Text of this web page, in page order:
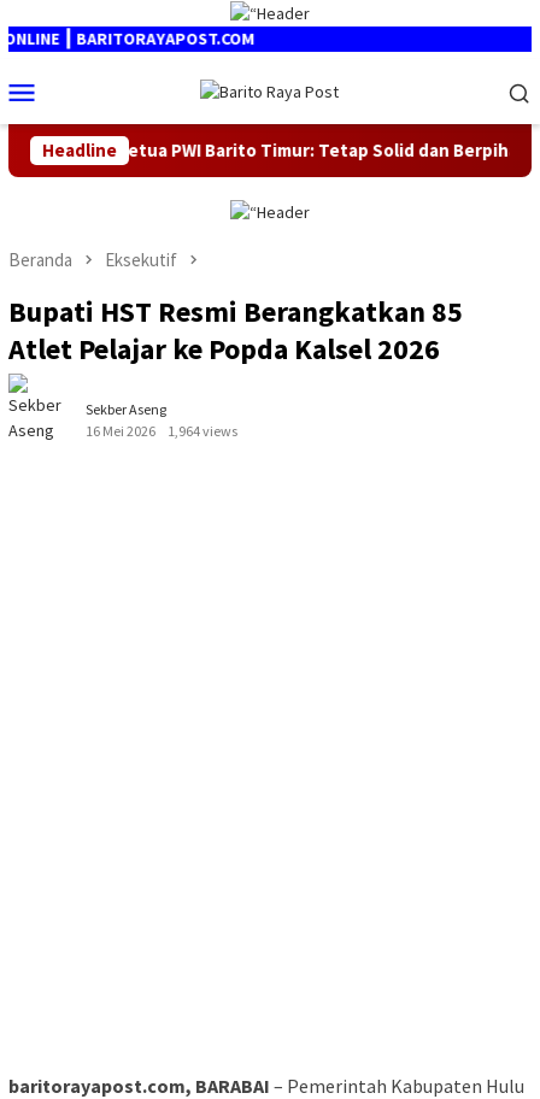
ke
Mobile
Headline
PWI Barito Timur: Tetap Solid dan Berpihak pada Kebenaran
Beranda Eksekutif
Bupati HST Resmi Berangkatkan 85
Atlet Pelajar ke Popda Kalsel 2026
Sekber Aseng
16 Mei 2026
1,964 views
baritorayapost.com, BARABAI – Pemerintah Kabupaten Hulu